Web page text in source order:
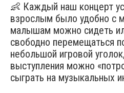
👶 Каждый наш концерт
взрослым было удобно с
малышам можно сидеть
свободно перемещаться
небольшой игровой
выступления можно
сыграть на музыкальных